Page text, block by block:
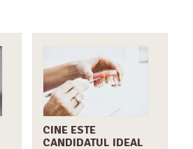
CINE ESTE
CANDIDATUL IDEAL